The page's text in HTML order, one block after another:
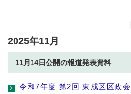
2025年11月
11月14日公開の報道発表資料
令和7年度 第2回 東成区区政